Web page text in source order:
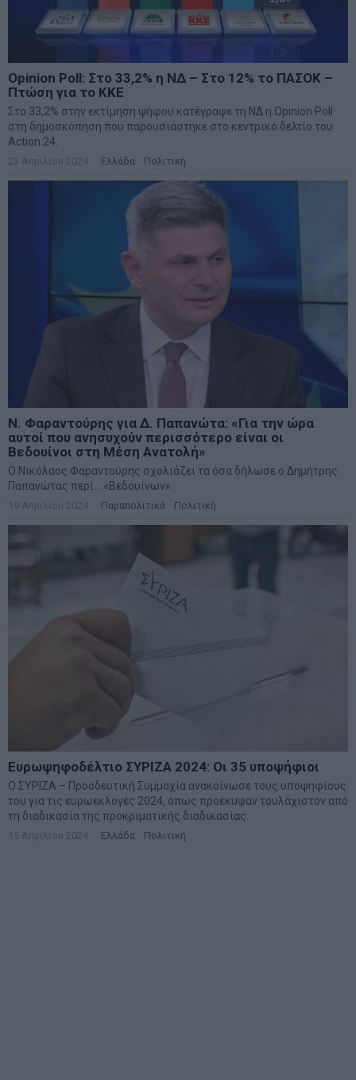
Opinion Poll: Στο 33,2% η ΝΔ – Στο 12% το ΠΑΣΟΚ –
Πτώση για το ΚΚΕ
Στο 33,2% στην εκτίμηση ψήφου κατέγραψε τη ΝΔ η Opinion Poll
στη δημοσκόπηση που παρουσιάστηκε στο κεντρικό δελτίο του
Action 24.
23 Απριλίου 2024 Ελλάδα Πολιτική
Ν. Φαραντούρης για Δ. Παπανώτα: «Για την ώρα
αυτοί που ανησυχούν περισσότερο είναι οι
Βεδουίνοι στη Μέση Ανατολή»
Ο Νικόλαος Φαραντούρης σχολιάζει τα όσα δήλωσε ο Δημήτρης
Παπανώτας περί… «Βεδουίνων».
19 Απριλίου 2024 Παραπολιτικά Πολιτική
Ευρωψηφοδέλτιο ΣΥΡΙΖΑ 2024: Οι 35 υποψήφιοι
Ο ΣΥΡΙΖΑ – Προοδευτική Συμμαχία ανακοίνωσε τους υποψηφίους
του για τις ευρωεκλογές 2024, όπως προέκυψαν τουλάχιστον από
τη διαδικασία της προκριματικής διαδικασίας.
15 Απριλίου 2024 Ελλάδα Πολιτική